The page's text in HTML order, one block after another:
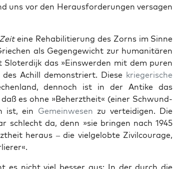
uns vor den Her­aus­forderun­gen ver­sagen
eine Reha­bil­i­tierung des Zorns im Sinne
als Gegengewicht zur human­itären
das »Ein­swer­den mit dem puren
Achill demon­stri­ert. Diese kriegerische
den­noch ist in der Antike das
es ohne »Beherztheit« (ein­er Schwund­
ist, ein Gemein­we­sen zu vertei­di­gen. Die
schlecht da, denn »sie brin­gen nach 1945
her­aus – die viel­gelobte Zivil­courage,
es nicht viel bess­er aus: In der durch die